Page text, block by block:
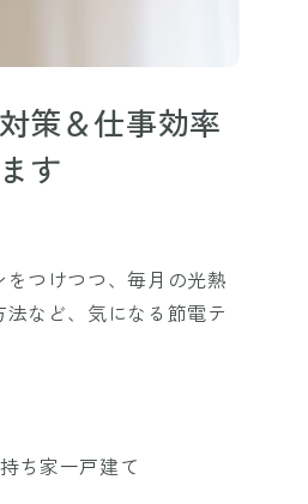
策＆仕事効率
す
つけつつ、毎月の光熱
など、気になる節電テ
ち家一戸建て